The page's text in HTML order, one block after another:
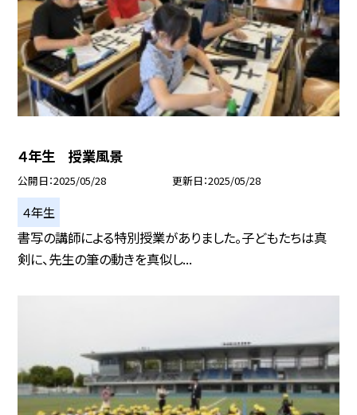
４年生 授業風景
公開日 2025/05/28 更新日 2025/05/28
４年生
書写の講師による特別授業がありました。子どもたちは真
剣に、先生の筆の動きを真似し...